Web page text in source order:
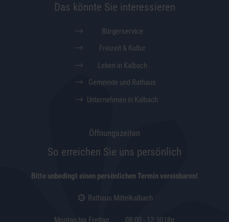
Das könnte Sie interessieren
Bürgerservice
Freizeit & Kultur
Leben in Kalbach
Gemeinde und Rathaus
Unternehmen in Kalbach
Öffnungszeiten
So erreichen Sie uns persönlich
Bitte unbedingt einen persönlichen Termin vereinbaren!
Rathaus Mittelkalbach
Montag bis Freitag 08:00 - 12:30 Uhr